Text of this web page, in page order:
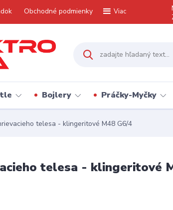
Obchodné podmienky Viac
Bojlery Práčky-Myčky
telesa - klingeritové M48 G6/4
telesa - klingeritové